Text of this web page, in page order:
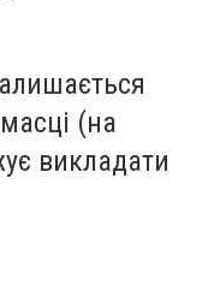
(на
викладати